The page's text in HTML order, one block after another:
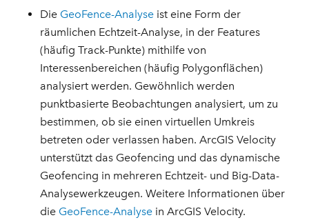
Die GeoFence-Analyse ist eine Form der
räumlichen Echtzeit-Analyse, in der Features
(häufig Track-Punkte) mithilfe von
Interessenbereichen (häufig Polygonflächen)
analysiert werden. Gewöhnlich werden
punktbasierte Beobachtungen analysiert, um zu
bestimmen, ob sie einen virtuellen Umkreis
betreten oder verlassen haben. ArcGIS Velocity
unterstützt das Geofencing und das dynamische
Geofencing in mehreren Echtzeit- und Big-Data-
Analysewerkzeugen. Weitere Informationen über
die GeoFence-Analyse in ArcGIS Velocity.